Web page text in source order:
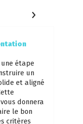
étape
un
et aligné
vous donnera
le bon
critères